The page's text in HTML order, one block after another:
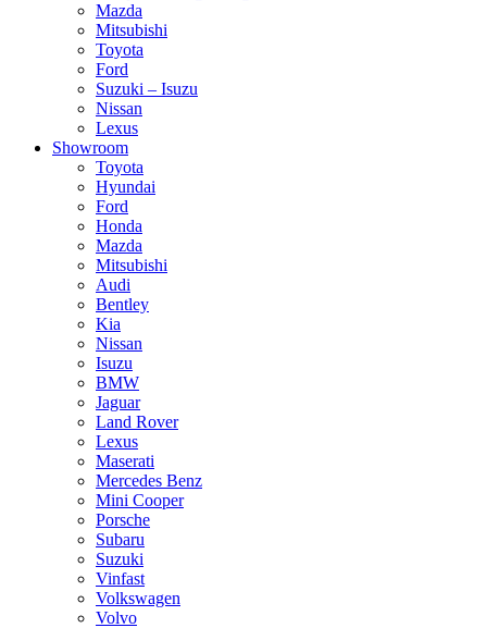
Mazda
Mitsubishi
Toyota
Ford
Suzuki – Isuzu
Nissan
Lexus
Showroom
Toyota
Hyundai
Ford
Honda
Mazda
Mitsubishi
Audi
Bentley
Kia
Nissan
Isuzu
BMW
Jaguar
Land Rover
Lexus
Maserati
Mercedes Benz
Mini Cooper
Porsche
Subaru
Suzuki
Vinfast
Volkswagen
Volvo